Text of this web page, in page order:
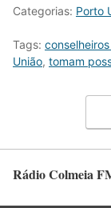
Categorias: Porto
Tags:
União, tomam
Rádio Colmeia